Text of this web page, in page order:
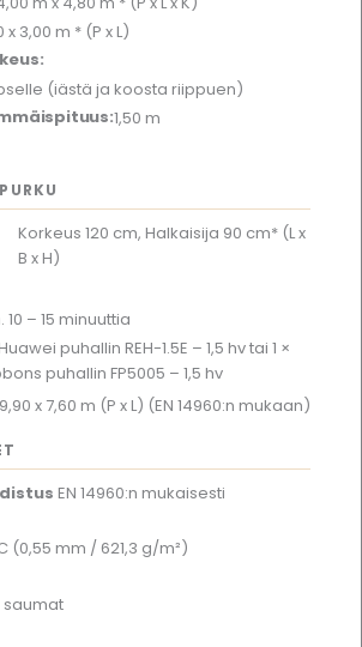
x 3,00 m * (P x L)
(iästä ja koosta riippuen)
1,50 m
Korkeus 120 cm, Halkaisija 90 cm* (L x
B x H)
10 – 15 minuuttia
puhallin REH-1.5E – 1,5 hvtai1 ×
puhallin FP5005 – 1,5 hv
x 7,60 m (P x L) (EN 14960:n mukaan)
EN 14960:n mukaisesti
(0,55 mm / 621,3 g/m²)
saumat